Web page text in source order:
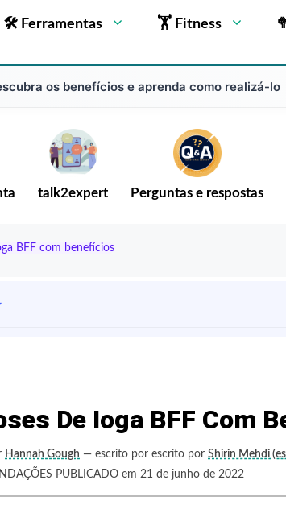
🛠 Ferramentas 🏋 Fitness
os benefícios e aprenda como realizá-lo
talk2expert Perguntas e respostas
BFF com benefícios
De Ioga BFF Com
Hannah Gough — escrito por escrito por Shirin Mehdi
PUBLICADO em 21 de junho de 2022